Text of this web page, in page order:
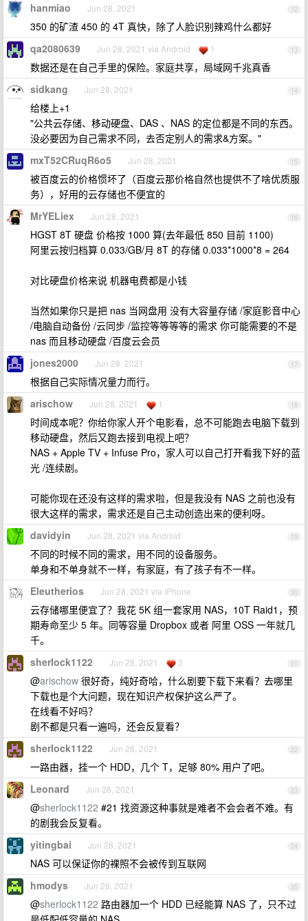
12
hanmiao Jun 28, 2021
350 的矿渣 450 的 4T 真快，除了人脸识别辣鸡什么都好
13
qa2080639 Jun 28, 2021 via Android 1
数据还是在自己手里的保险。家庭共享，局域网千兆真香
14
sidkang Jun 28, 2021
给楼上+1
"公共云存储、移动硬盘、DAS 、NAS 的定位都是不同的东西。
没必要因为自己需求不同，去否定别人的需求&方案。"
15
mxT52CRuqR6o5 Jun 28, 2021
被百度云的价格惯坏了（百度云那价格自然也提供不了啥优质服
务），好用的云存储也不便宜的
16
MrYELiex Jun 28, 2021
HGST 8T 硬盘 价格按 1000 算(去年最低 850 目前 1100)
阿里云按归档算 0.033/GB/月 8T 的存储 0.033*1000*8 = 264
对比硬盘价格来说 机器电费都是小钱
当然如果你只是把 nas 当网盘用 没有大容量存储 /家庭影音中心
/电脑自动备份 /云同步 /监控等等等等的需求 你可能需要的不是
nas 而且移动硬盘 /百度云会员
17
jones2000 Jun 28, 2021
根据自己实际情况量力而行。
18
arischow Jun 28, 2021 1
时间成本呢？你给你家人开个电影看，总不可能跑去电脑下载到
移动硬盘，然后又跑去接到电视上吧？
NAS + Apple TV + Infuse Pro，家人可以自己打开看我下好的蓝
光 /连续剧。
可能你现在还没有这样的需求啦，但是我没有 NAS 之前也没有
很大这样的需求，需求还是自己主动创造出来的便利呀。
19
davidyin Jun 28, 2021 via Android
不同的时候不同的需求，用不同的设备服务。
单身和不单身就不一样，有家庭，有了孩子有不一样。
20
Eleutherios Jun 28, 2021 via iPhone
云存储哪里便宜了？我花 5K 组一套家用 NAS，10T Raid1，预
期寿命至少 5 年。同等容量 Dropbox 或者 阿里 OSS 一年就几
千。
21
sherlock1122 Jun 28, 2021 3
@arischow 很好奇，纯好奇哈，什么剧要下载下来看？去哪里
下载也是个大问题，现在知识产权保护这么严了。
在线看不好吗？
剧不都是只看一遍吗，还会反复看？
22
sherlock1122 Jun 28, 2021
一路由器，挂一个 HDD，几个 T，足够 80% 用户了吧。
23
Leonard Jun 28, 2021
@sherlock1122 #21 找资源这种事就是难者不会会者不难。有
的剧我会反复看。
24
yitingbai Jun 28, 2021
NAS 可以保证你的裸照不会被传到互联网
25
hmodys Jun 28, 2021
@sherlock1122 路由器加一个 HDD 已经能算 NAS 了，只不过